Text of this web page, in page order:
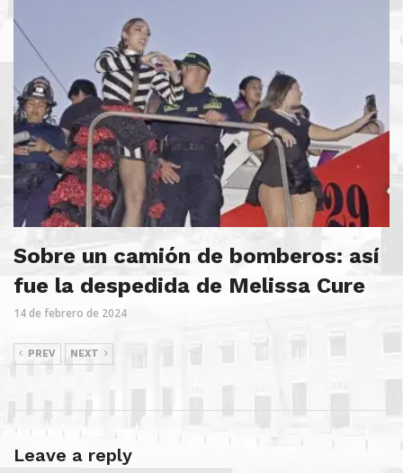
Sobre un camión de bomberos: así
fue la despedida de Melissa Cure
14 de febrero de 2024
PREV NEXT
Leave a reply